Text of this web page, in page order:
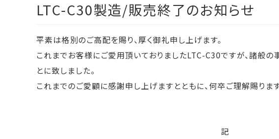
LTC-C30製造/販売終了のお知らせ
平素は格別のご高配を賜り、厚く御礼申し上げます。
これまでお客様にご愛用頂いておりましたLTC-C30ですが、諸般の
とに致しました。
これまでのご愛顧に感謝申し上げますとともに、何卒ご理解賜りま
記